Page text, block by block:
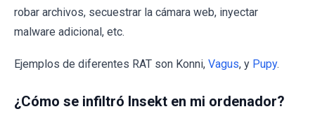
robar archivos, secuestrar la cámara web, inyectar
malware adicional, etc.
Ejemplos de diferentes RAT son Konni, Vagus, y Pupy.
¿Cómo se infiltró Insekt en mi ordenador?